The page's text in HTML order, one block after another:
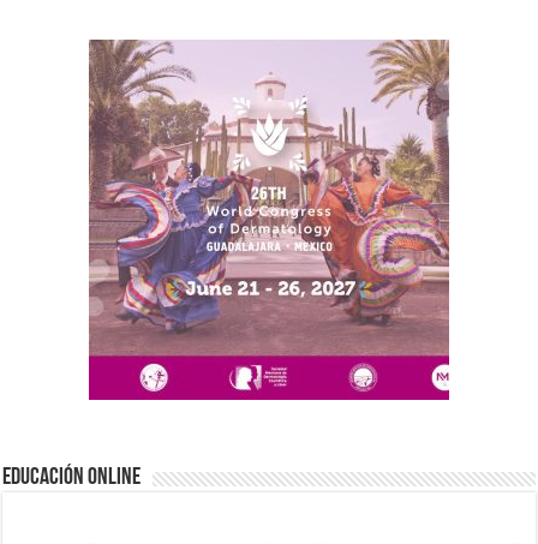
EDUCACIÓN ONLINE